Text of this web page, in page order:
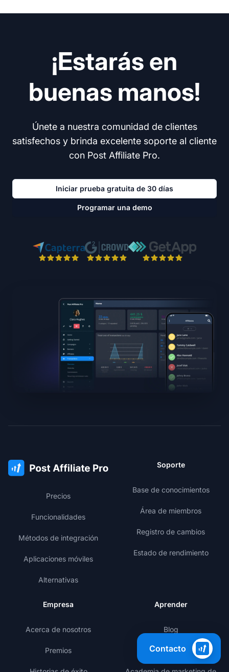
¡Estarás en
buenas manos!
Únete a nuestra comunidad de clientes
satisfechos y brinda excelente soporte al cliente
con Post Affiliate Pro.
Iniciar prueba gratuita de 30 días
Programar una demo
Precios
Funcionalidades
Métodos de integración
Aplicaciones móviles
Alternativas
Soporte
Base de conocimientos
Área de miembros
Registro de cambios
Estado de rendimiento
Empresa
Acerca de nosotros
Premios
Aprender
Blog
Plantillas
Contacto